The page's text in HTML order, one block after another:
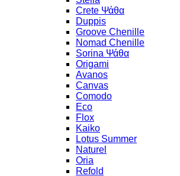
Crete Ψάθα
Duppis
Groove Chenille
Nomad Chenille
Sorina Ψάθα
Origami
Avanos
Canvas
Comodo
Eco
Flox
Kaiko
Lotus Summer
Naturel
Oria
Refold